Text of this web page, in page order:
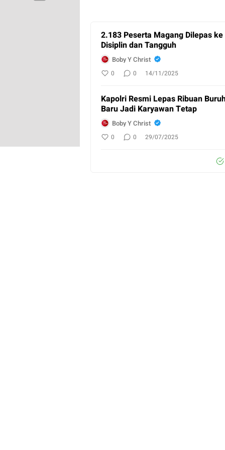
2.183 Peserta Magang Dilepas
Disiplin dan Tangguh
Boby Y Christ
0 0 14/11/2025
Kapolri Resmi Lepas Ribuan
Baru Jadi Karyawan Tetap
Boby Y Christ
0 0 29/07/2025